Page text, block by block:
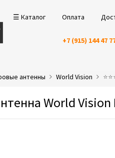
☰ Каталог Оплата
+7 (915) 144 47
антенны World Vision
World